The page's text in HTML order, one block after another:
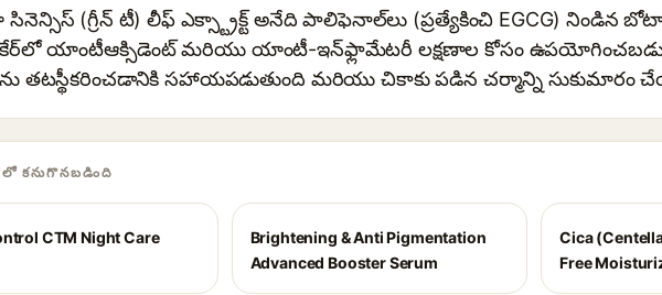
(గ్రీన్ టీ) లీఫ్ ఎక్స్ట్రాక్ట్ అనేది పాలిఫెనాల్‌లు (ప్రత్యేకించి EGCG) నిండిన
యాంటీఆక్సిడెంట్ మరియు యాంటీ-ఇన్‌ఫ్లామేటరీ లక్షణాల కోసం
తటస్థీకరించడానికి సహాయపడుతుంది మరియు చికాకు పడిన చర్మాన్ని సుకుమారం
కనుగొనబడింది
CTM Night Care
Brightening & Anti Pigmentation
Advanced Booster Serum
Cica
Free